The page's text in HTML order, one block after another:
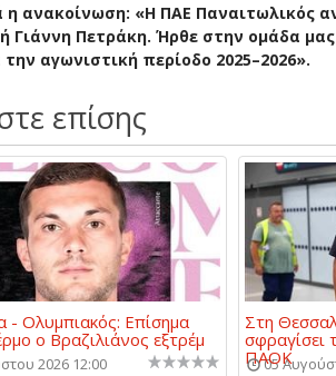
η ανακοίνωση: «Η ΠΑΕ Παναιτωλικός
Γιάννη Πετράκη. Ήρθε στην ομάδα
την αγωνιστική περίοδο 2025–2026».
επίσης
- Ολυμπιακός: Επίσημα
ο Βραζιλιάνος εξτρέμ
2026 12:00
Στη
σφραγίσει
ΠΑΟΚ
05